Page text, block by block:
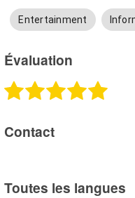
Entertainment
Évaluation
Contact
Toutes les langues